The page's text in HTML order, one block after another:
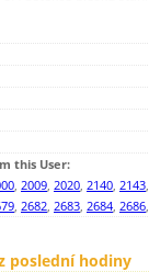
this User:
, 2009, 2020, 2140, 2143
, 2682, 2683, 2684, 2686
poslední hodiny